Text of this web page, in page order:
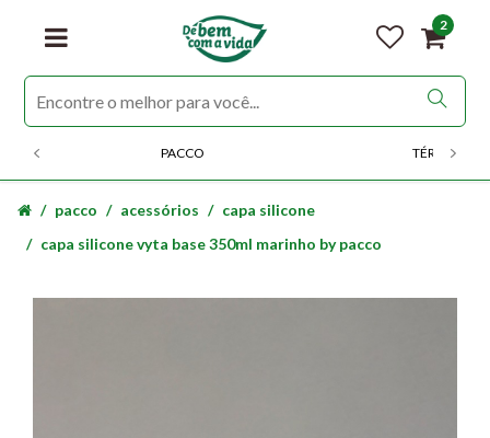
2
PACCO TÉRMICOS
pacco acessórios
capa silicone
capa silicone vyta base 350ml marinho by pacco